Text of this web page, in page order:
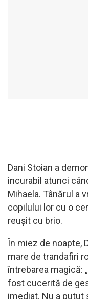
Dani Stoian a
incurabil atunci
Mihaela. Tânărul a
copilului lor cu o
reușit cu brio.
În miez de noapte,
mare de trandafiri
întrebarea magică:
fost cucerită de
imediat. Nu a